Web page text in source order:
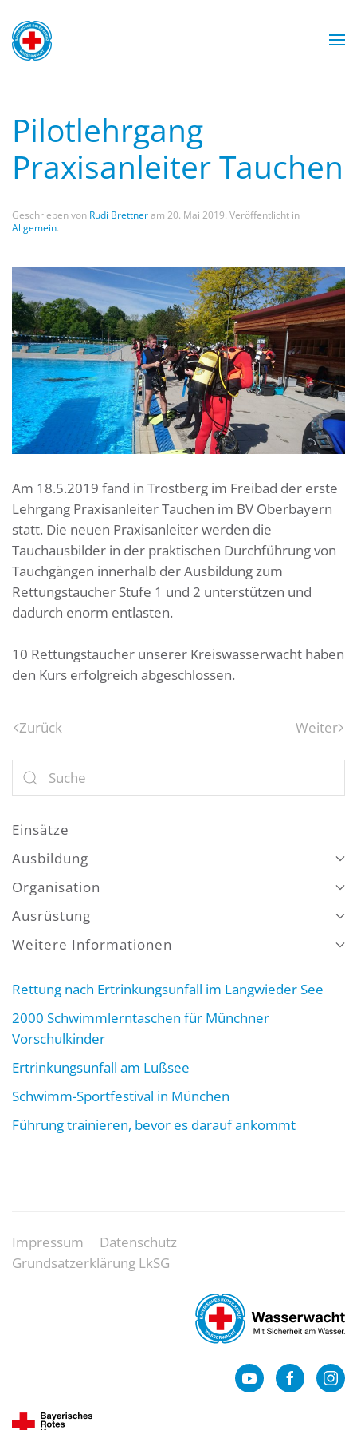
Zum Hauptinhalt springen
Pilotlehrgang
Praxisanleiter Tauchen
Geschrieben von Rudi Brettneram 20. Mai 2019. Veröffentlicht in
Allgemein.
Am 18.5.2019 fand in Trostberg im Freibad der erste
Lehrgang Praxisanleiter Tauchen im BV Oberbayern
statt. Die neuen Praxisanleiter werden die
Tauchausbilder in der praktischen Durchführung von
Tauchgängen innerhalb der Ausbildung zum
Rettungstaucher Stufe 1 und 2 unterstützen und
dadurch enorm entlasten.
10 Rettungstaucher unserer Kreiswasserwacht haben
den Kurs erfolgreich abgeschlossen.
Zurück Weiter
Einsätze
Ausbildung
Organisation
Ausrüstung
Weitere Informationen
Rettung nach Ertrinkungsunfall im Langwieder See
2000 Schwimmlerntaschen für Münchner
Vorschulkinder
Ertrinkungsunfall am Lußsee
Schwimm-Sportfestival in München
Führung trainieren, bevor es darauf ankommt
Impressum
Datenschutz
Grundsatzerklärung LkSG